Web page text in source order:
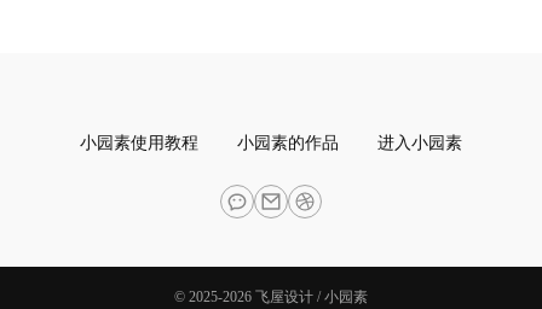
小园素使用教程 小园素的作品 进入小园素
© 2025-2026 飞屋设计 / 小园素